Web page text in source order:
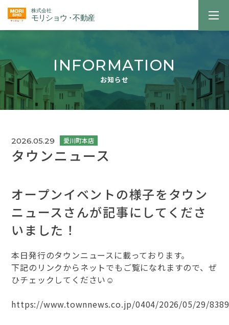
INFORMATION
お知らせ
2026.05.29
タウンニュース
オープンイベントの様子をタウン
ニュースさんが記事にしてくださ
いました！
本日発行のタウンニュースに載っております。
下記のリンクからネットでもご覧になれますので、ぜ
ひチェックしてください☺
https://www.townnews.co.jp/0404/2026/05/29/